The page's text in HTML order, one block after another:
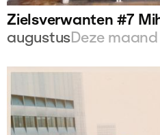
Zielsverwanten #7
augustusDeze maand